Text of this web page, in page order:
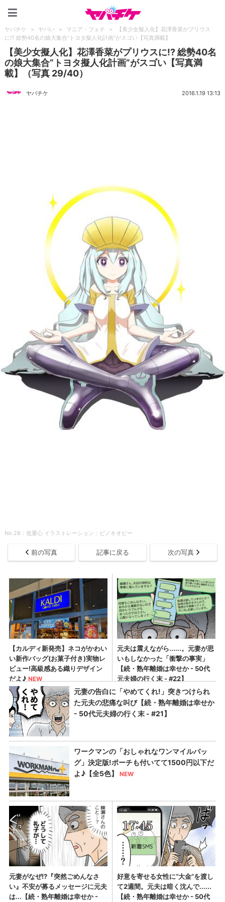
ヤバチケ > ヤバい > マニア・フェチ >
【美少女擬人化】花澤香菜がプリウス
に!? 総勢40名の娘大集合“トヨタ擬人化計画”がスゴい【写真満載】
【美少女擬人化】花澤香菜がプリウスに!? 総勢40名
の娘大集合“トヨタ擬人化計画”がスゴい【写真満
載】（写真 29/40）
ヤバチケ 2016.1.19 13:13
No.28：低重心 イラストレーション：ピノキオピー
前の写真 記事に戻る 次の写真